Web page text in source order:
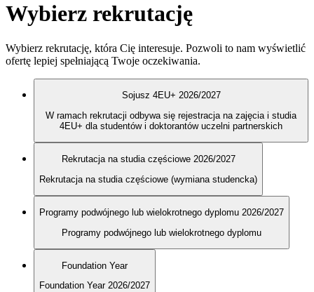
Wybierz rekrutację
Wybierz rekrutację, która Cię interesuje. Pozwoli to nam wyświetlić
ofertę lepiej spełniającą Twoje oczekiwania.
Sojusz 4EU+ 2026/2027
W ramach rekrutacji odbywa się rejestracja na zajęcia i studia
4EU+ dla studentów i doktorantów uczelni partnerskich
Rekrutacja na studia częściowe 2026/2027
Rekrutacja na studia częściowe (wymiana studencka)
Programy podwójnego lub wielokrotnego dyplomu 2026/2027
Programy podwójnego lub wielokrotnego dyplomu
Foundation Year
Foundation Year 2026/2027